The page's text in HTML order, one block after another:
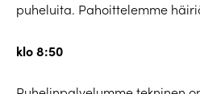
puheluita. Pahoittelemme
klo 8:50